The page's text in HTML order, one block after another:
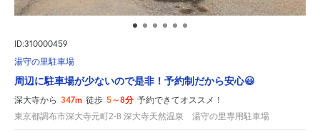
ID:310000459
湯守の里駐車場
周辺に駐車場が少ないので是非！予約制だから安心😃
深大寺から 347m 徒歩 5～8分 予約できてオススメ！
東京都調布市深大寺元町2-8 深大寺天然温泉 湯守の里専用駐車場